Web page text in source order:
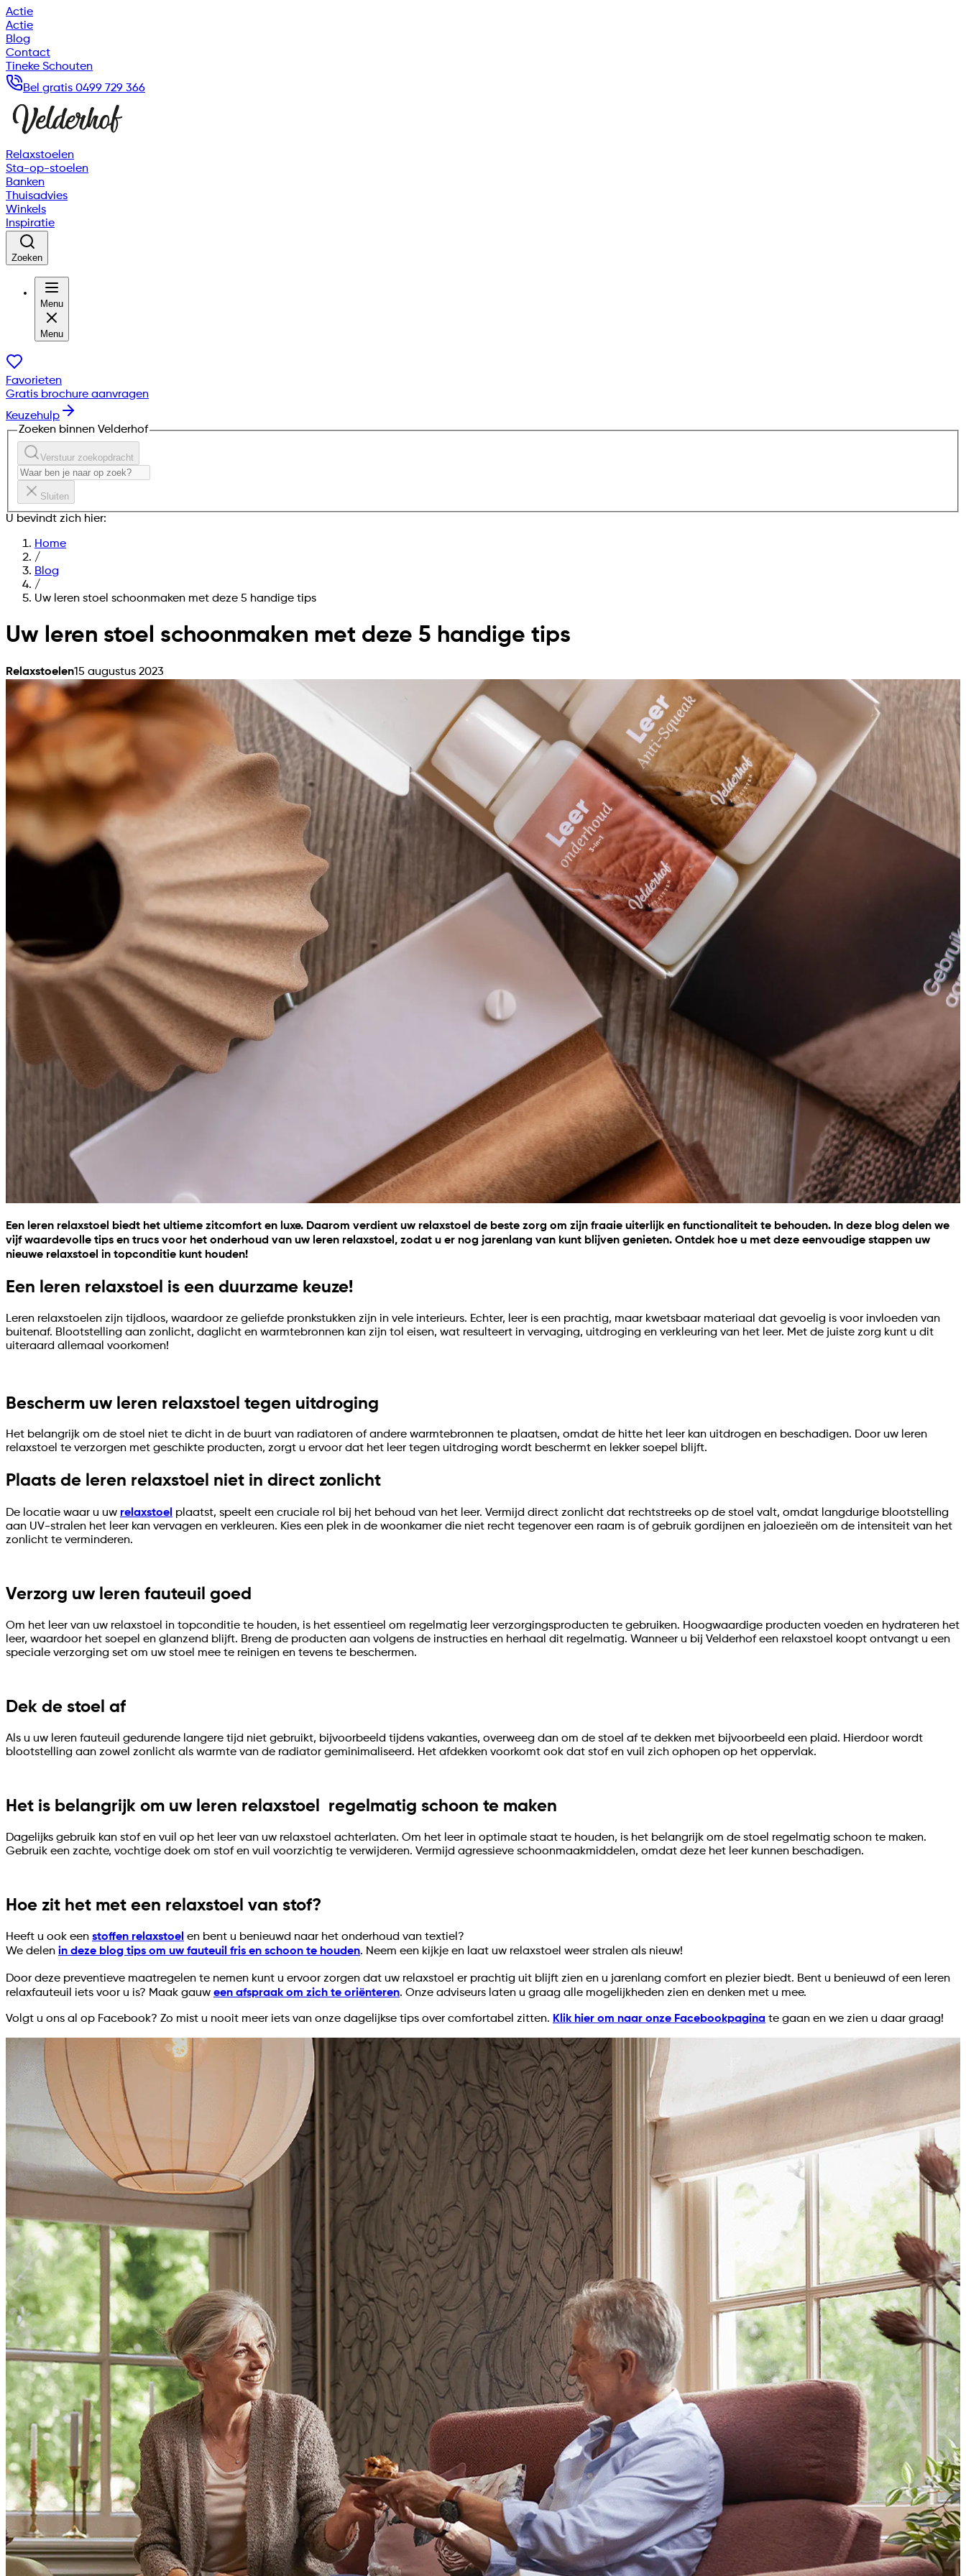
Actie
Actie
Blog
Contact
Tineke Schouten
Bel gratis 0499 729 366
Relaxstoelen
Sta-op-stoelen
Banken
Thuisadvies
Winkels
Inspiratie
Zoeken
Menu
Menu
Favorieten
Gratis brochure aanvragen
Keuzehulp
Zoeken binnen Velderhof
Verstuur zoekopdracht
Sluiten
U bevindt zich hier:
Home
/
Blog
/
Uw leren stoel schoonmaken met deze 5 handige tips
Uw leren stoel schoonmaken met deze 5 handige tips
Relaxstoelen15 augustus 2023
Een leren relaxstoel
biedt het ultieme zitcomfort en luxe. Daarom verdient uw relaxstoel de beste zorg om zijn fraaie uiterlijk en functionaliteit te behouden. In deze blog delen we
vijf waardevolle tips en trucs voor het onderhoud van uw leren relaxstoel, zodat u er nog jarenlang van kunt blijven genieten. Ontdek hoe u met deze eenvoudige stappen uw
nieuwe relaxstoel in topconditie kunt houden!
Een leren relaxstoel is een duurzame keuze!
Leren relaxstoelen zijn tijdloos, waardoor ze geliefde pronkstukken zijn in vele interieurs. Echter, leer is een prachtig, maar kwetsbaar materiaal dat gevoelig is voor invloeden van
buitenaf. Blootstelling aan zonlicht, daglicht en warmtebronnen kan zijn tol eisen, wat resulteert in vervaging, uitdroging en verkleuring van het leer. Met de juiste zorg kunt u dit
uiteraard allemaal voorkomen!
Bescherm uw leren relaxstoel tegen uitdroging
Het belangrijk om de stoel niet te dicht in de buurt van radiatoren of andere warmtebronnen te plaatsen, omdat de hitte het leer kan uitdrogen en beschadigen. Door uw leren
relaxstoel te verzorgen met geschikte producten, zorgt u ervoor dat het leer tegen uitdroging wordt beschermt en lekker soepel blijft.
Plaats de leren relaxstoel niet in direct zonlicht
De locatie waar u uw relaxstoel plaatst, speelt een cruciale rol bij het behoud van het leer. Vermijd direct zonlicht dat rechtstreeks op de stoel valt, omdat langdurige blootstelling
aan UV-stralen het leer kan vervagen en verkleuren. Kies een plek in de woonkamer die niet recht tegenover een raam is of gebruik gordijnen en jaloezieën om de intensiteit van het
zonlicht te verminderen.
Verzorg uw leren fauteuil goed
Om het leer van uw relaxstoel in topconditie te houden, is het essentieel om regelmatig leer verzorgingsproducten te gebruiken. Hoogwaardige producten voeden en hydrateren het
leer, waardoor het soepel en glanzend blijft. Breng de producten aan volgens de instructies en herhaal dit regelmatig. Wanneer u bij Velderhof een relaxstoel koopt ontvangt u een
speciale verzorging set om uw stoel mee te reinigen en tevens te beschermen.
Dek de stoel af
Als u uw leren fauteuil gedurende langere tijd niet gebruikt, bijvoorbeeld tijdens vakanties, overweeg dan om de stoel af te dekken met bijvoorbeeld een plaid. Hierdoor wordt
blootstelling aan zowel zonlicht als warmte van de radiator geminimaliseerd. Het afdekken voorkomt ook dat stof en vuil zich ophopen op het oppervlak.
Het is belangrijk om uw leren relaxstoel regelmatig schoon te maken
Dagelijks gebruik kan stof en vuil op het leer van uw relaxstoel achterlaten. Om het leer in optimale staat te houden, is het belangrijk om de stoel regelmatig schoon te maken.
Gebruik een zachte, vochtige doek om stof en vuil voorzichtig te verwijderen. Vermijd agressieve schoonmaakmiddelen, omdat deze het leer kunnen beschadigen.
Hoe zit het met een relaxstoel van stof?
Heeft u ook een stoffen relaxstoel en bent u benieuwd naar het onderhoud van textiel?
We delen in deze blog tips om uw fauteuil fris en schoon te houden. Neem een kijkje en laat uw relaxstoel weer stralen als nieuw!
Door deze preventieve maatregelen te nemen kunt u ervoor zorgen dat uw relaxstoel er prachtig uit blijft zien en u jarenlang comfort en plezier biedt. Bent u benieuwd of een leren
relaxfauteuil iets voor u is? Maak gauw een afspraak om zich te oriënteren. Onze adviseurs laten u graag alle mogelijkheden zien en denken met u mee.
Volgt u ons al op Facebook? Zo mist u nooit meer iets van onze dagelijkse tips over comfortabel zitten. Klik hier om naar onze Facebookpagina te gaan en we zien u daar graag!